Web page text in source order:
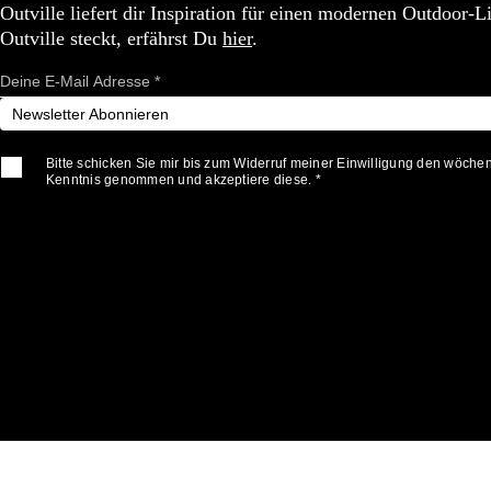
Outville liefert dir Inspiration für einen modernen Outdoor-
Outville steckt, erfährst Du hier.
Newsletter Abonnieren
Bitte schicken Sie mir bis zum Widerruf meiner Einwilligung den
Kenntnis genommen und akzeptiere diese. *